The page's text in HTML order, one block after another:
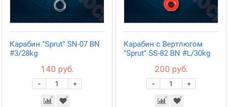
Карабин "Sprut" SN-07 BN
#3/28kg
140 руб.
+
-
Карабин с Вертлюгом
"Sprut" SS-82 BN #L/30kg
200 руб.
+
-